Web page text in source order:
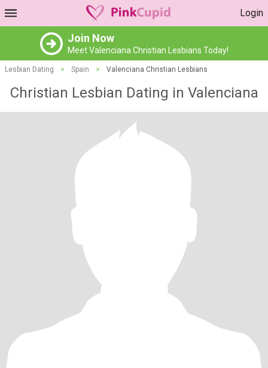
Login
Join Now
Meet Valenciana Christian Lesbians Today!
Lesbian Dating > Spain > Valenciana Christian Lesbians
Christian Lesbian Dating in Valenciana